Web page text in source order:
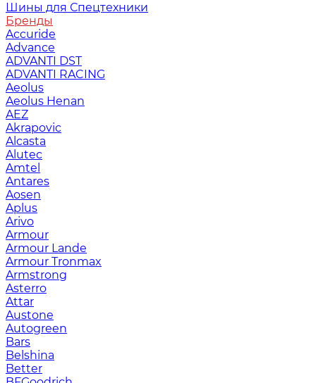
Шины для Спецтехники
Бренды
Accuride
Advance
ADVANTI DST
ADVANTI RACING
Aeolus
Aeolus Henan
AEZ
Akrapovic
Alcasta
Alutec
Amtel
Antares
Aosen
Aplus
Arivo
Armour
Armour Lande
Armour Tronmax
Armstrong
Asterro
Attar
Austone
Autogreen
Bars
Belshina
Better